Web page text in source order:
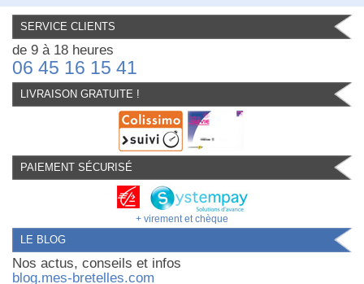
SERVICE CLIENTS
de 9 à 18 heures
06 45 16 15 41
LIVRAISON GRATUITE !
PAIEMENT SÉCURISÉ
+ virement et chèque
LE BLOG
Nos actus, conseils et infos
blog.mes-bretelles.com